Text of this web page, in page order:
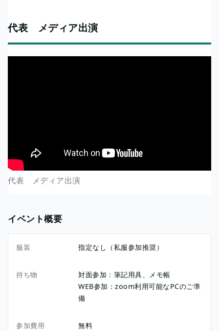
代表 メディア出演
代表 メディア出演
イベント概要
服装 指定なし（私服参加推奨）
持ち物
対面参加：筆記用具、メモ帳
WEB参加：zoom利用可能なPCのご準
備
参加費用 無料